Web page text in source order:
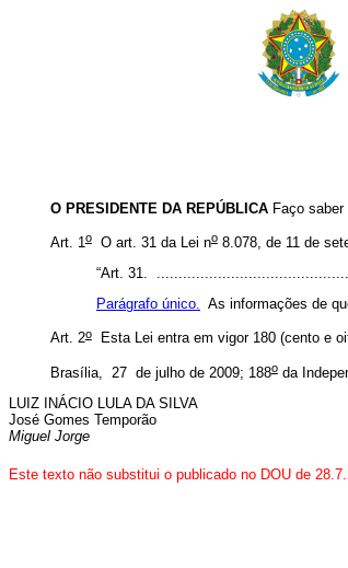
O PRESIDENTE DA REPÚBLICAFaço saber
Art. 1oO art. 31 da Lei no8.078, de 11 de
“Art. 31.
Parágrafo único. As informações de
Art. 2oEsta Lei entra em vigor 180 (cento e
Brasília, 27 de julho de 2009; 188oda
LUIZ INÁCIO LULA DA SILVA
José Gomes Temporão
Miguel Jorge
Este texto não substitui o publicado no DOU de